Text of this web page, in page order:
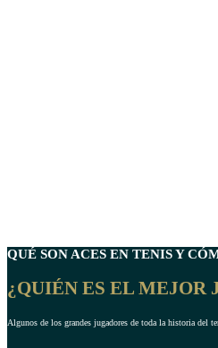
QUÉ SON ACES EN TENISY
¿QUIÉN ES EL MEJOR
Algunos de los grandes jugadores de toda la historia del